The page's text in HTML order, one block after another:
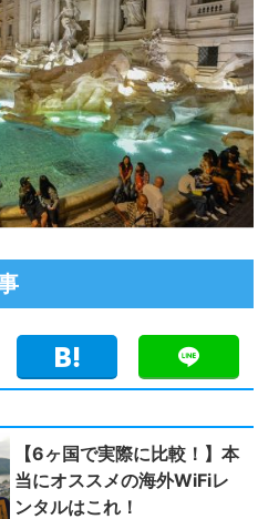
【6ヶ国で実際に比較！】本
当にオススメの海外WiFiレ
ンタルはこれ！